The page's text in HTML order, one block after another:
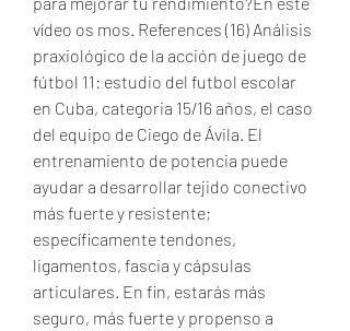
vídeo os mos. References (16) Análisis
praxiológico de la acción de juego de
fútbol 11: estudio del futbol escolar
en Cuba, categoria 15/16 años, el caso
del equipo de Ciego de Ávila. El
entrenamiento de potencia puede
ayudar a desarrollar tejido conectivo
más fuerte y resistente;
específicamente tendones,
ligamentos, fascia y cápsulas
articulares. En fin, estarás más
seguro, más fuerte y propenso a